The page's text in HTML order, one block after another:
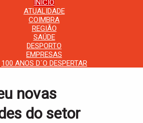
INÍCIO
ATUALIDADE
COIMBRA
REGIÃO
SAÚDE
DESPORTO
EMPRESAS
100 ANOS D´O DESPERTAR
novas
do setor